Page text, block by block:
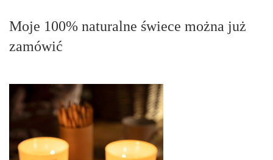
Moje 100% naturalne świece można już
zamówić